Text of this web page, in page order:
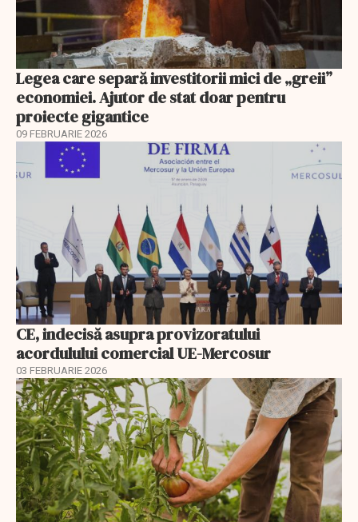
Legea care separă investitorii mici de „greii”
economiei. Ajutor de stat doar pentru
proiecte gigantice
09 FEBRUARIE 2026
CE, indecisă asupra provizoratului
acordulului comercial UE-Mercosur
03 FEBRUARIE 2026